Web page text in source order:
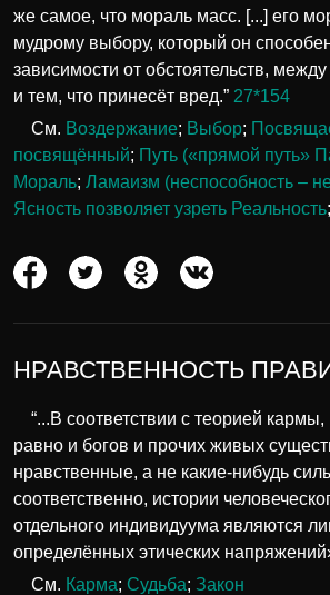
же самое, что мораль масс. [...] его
мудрому выбору, который он
зависимости от обстоятельств,
и тем, что принесёт вред.” 27*154
См. Воздержание; Выбор;
посвящённый; Путь («прямой путь»
Мораль; Ламаизм (неспособность –
Ясность позволяет узреть Реальность;
НРАВСТВЕННОСТЬ
“...В соответствии с теорией
равно и богов и прочих живых
нравственные, а не какие-нибудь
соответственно, истории
отдельного индивидуума являются
определённых этических
См. Карма; Судьба; Закон